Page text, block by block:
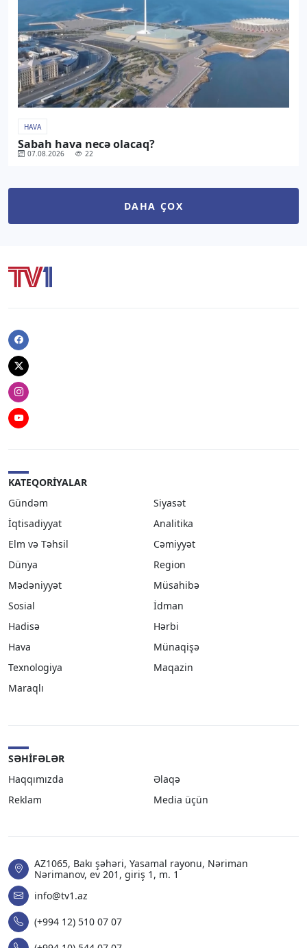
HAVA
Sabah hava necə olacaq?
07.08.2026 22
DAHA ÇOX
Facebook
Twitter
Instagram
Youtube
KATEQORIYALAR
Gündəm
Siyasət
İqtisadiyyat
Analitika
Elm və Təhsil
Cəmiyyət
Dünya
Region
Mədəniyyət
Müsahibə
Sosial
İdman
Hadisə
Hərbi
Hava
Münaqişə
Texnologiya
Maqazin
Maraqlı
SƏHIFƏLƏR
Haqqımızda
Əlaqə
Reklam
Media üçün
AZ1065, Bakı şəhəri, Yasamal rayonu, Nəriman
Nərimanov, ev 201, giriş 1, m. 1
info@tv1.az
(+994 12) 510 07 07